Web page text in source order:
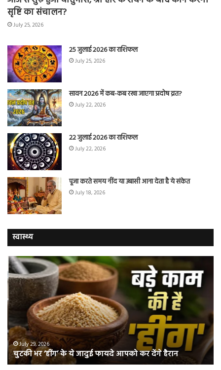
सृष्टि का संचालन?
July 25, 2026
25 जुलाई 2026 का राशिफल
July 25, 2026
सावन 2026 में कब-कब रखा जाएगा प्रदोष व्रत?
July 22, 2026
22 जुलाई 2026 का राशिफल
July 22, 2026
पूजा करते समय नींद या उबासी आना देता है ये संकेत
July 18, 2026
स्वास्थ्य
चुटकी
भर
‘हींग’
के
ये
फायदे
आपको
कर
देंगे
हैरान
July 29, 2026
चुटकी भर ‘हींग’ के ये जादुई फायदे आपको कर देंगे हैरान
भी
हो
हैं